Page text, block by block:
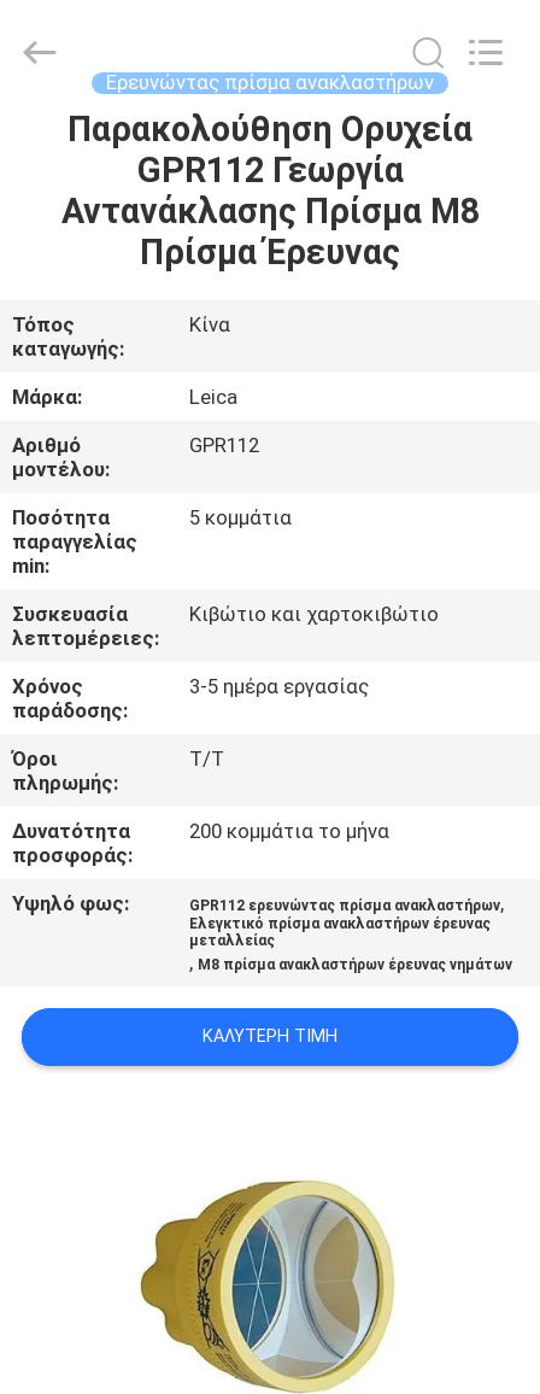
ΣΠΊΤΙ
ΠΡΟΪΌΝΤΑ
ΕΜΕΊΣ
ΓΎΡΟΣ
ΕΡΓΟΣΤΑΣΊΩΝ
ΠΟΙΟΤΙΚΌΣ
ΈΛΕΓΧΟΣ
ΜΑΣ
ΕΛΆΤΕ
ΣΕ
ΕΠΑΦΉ
ΜΕ
ΖΗΤΉΣΤΕ
ΈΝΑ
ΑΠΌΣΠΑΣΜΑ
SITEMAP
Instrument
Co.,Ltd.
Ερευνώντας πρίσμα ανακλαστήρων
Παρακολούθηση Ορυχεία
GPR112 Γεωργία
Αντανάκλασης Πρίσμα M8
Πρίσμα Έρευνας
Τόπος
καταγωγής:
Κίνα
Μάρκα:
Leica
Αριθμό
μοντέλου:
GPR112
Ποσότητα
παραγγελίας
min:
5 κομμάτια
Συσκευασία
λεπτομέρειες:
Κιβώτιο και χαρτοκιβώτιο
Χρόνος
παράδοσης:
3-5 ημέρα εργασίας
Όροι
πληρωμής:
T/T
Δυνατότητα
προσφοράς:
200 κομμάτια το μήνα
Υψηλό φως: GPR112 ερευνώντας πρίσμα ανακλαστήρων,
Ελεγκτικό πρίσμα ανακλαστήρων έρευνας
μεταλλείας
, M8 πρίσμα ανακλαστήρων έρευνας νημάτων
ΚΑΛΎΤΕΡΗ ΤΙΜΉ